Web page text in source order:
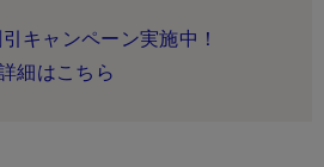
キャンペーン実施中！
細はこちら